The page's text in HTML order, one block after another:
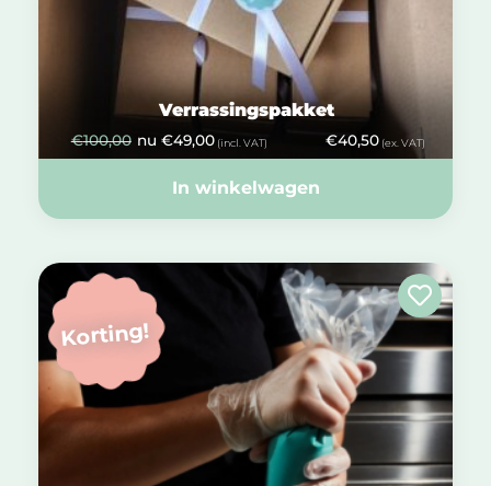
Verrassingspakket
€100,00 nu €49,00(incl. VAT) €40,50 (ex. VAT)
In winkelwagen
Korting!